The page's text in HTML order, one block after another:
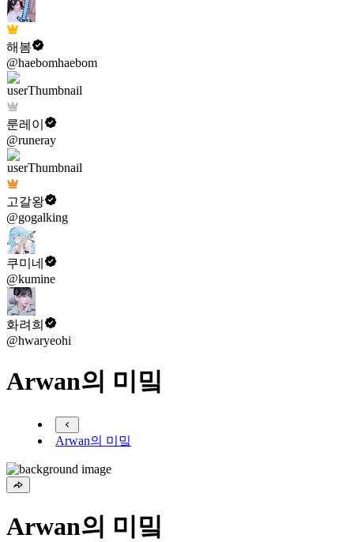
해봄
@haebomhaebom
룬레이
@runeray
고갈왕
@gogalking
쿠미네
@kumine
화려희
@hwaryeohi
Arwan의 미밐
Arwan의 미밐
Arwan의 미밐